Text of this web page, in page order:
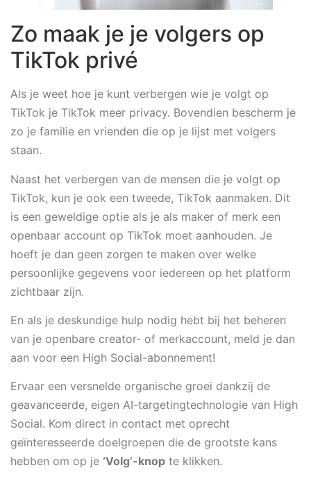
Zo maak je je volgers op
TikTok privé
Als je weet hoe je kunt verbergen wie je volgt op
TikTok je TikTok meer privacy. Bovendien bescherm je
zo je familie en vrienden die op je lijst met volgers
staan.
Naast het verbergen van de mensen die je volgt op
TikTok, kun je ook een tweede, TikTok aanmaken. Dit
is een geweldige optie als je als maker of merk een
openbaar account op TikTok moet aanhouden. Je
hoeft je dan geen zorgen te maken over welke
persoonlijke gegevens voor iedereen op het platform
zichtbaar zijn.
En als je deskundige hulp nodig hebt bij het beheren
van je openbare creator- of merkaccount, meld je dan
aan voor een High Social-abonnement!
Ervaar een versnelde organische groei dankzij de
geavanceerde, eigen AI-targetingtechnologie van High
Social. Kom direct in contact met oprecht
geïnteresseerde doelgroepen die de grootste kans
hebben om op je ‘Volg’-knop te klikken.